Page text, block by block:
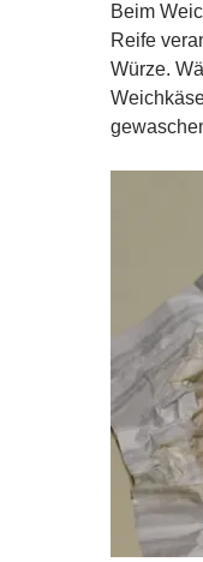
Beim
Reife
Würze.